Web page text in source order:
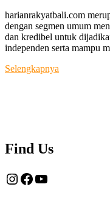
harianrakyatbali.com
dengan segmen umum
dan kredibel untuk
independen serta mampu
Selengkapnya
Find Us
Instagram
Facebook
YouTube